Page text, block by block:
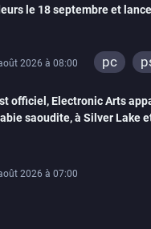
le 18 septembre et
2026 à 08:00 pc
switch
officiel, Electronic Arts
saoudite, à Silver Lake
2026 à 07:00